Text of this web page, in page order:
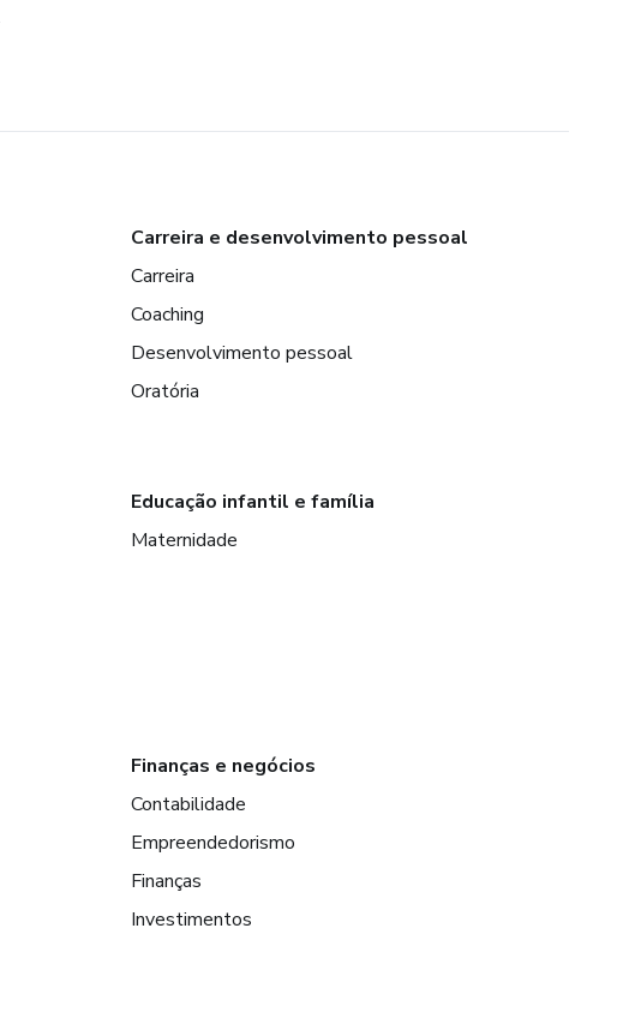
Carreira e desenvolvimento pessoal
Carreira
Coaching
Desenvolvimento pessoal
Oratória
Educação infantil e família
Maternidade
Finanças e negócios
Contabilidade
Empreendedorismo
Finanças
Investimentos